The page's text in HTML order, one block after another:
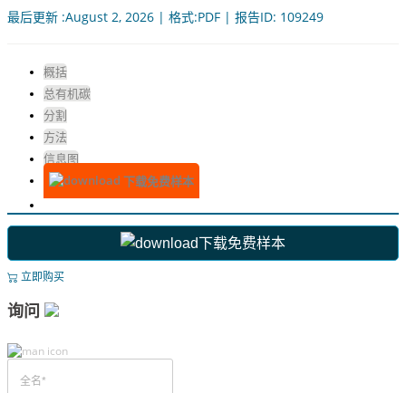
最后更新 :August 2, 2026 | 格式:PDF | 报告ID: 109249
概括
总有机碳
分割
方法
信息图
下载免费样本
下载免费样本
立即购买
询问